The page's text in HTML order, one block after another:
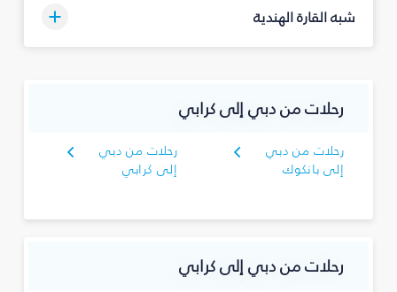
شبه القارة الهندية
رحلات من دبي إلى كرابي
رحلات من دبي
إلى بانكوك
رحلات من دبي
إلى كرابي
رحلات من دبي إلى كرابي